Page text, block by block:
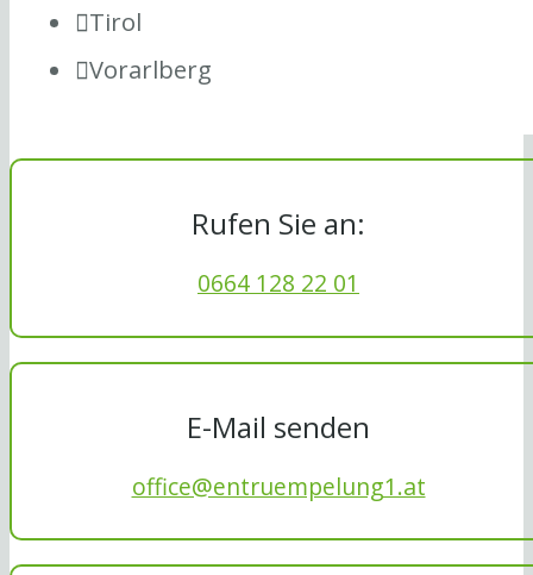
Tirol
Vorarlberg
Rufen Sie an:
0664 128 22 01
E-Mail senden
office@entruempelung1.at